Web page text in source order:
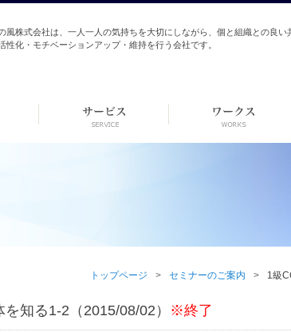
風株式会社は、一人一人の気持ちを大切にしながら、個と組織との良
性化・モチベーションアップ・維持を行う会社です。
トップページ セミナーのご案内 1級
知る1-2（2015/08/02） ※終了